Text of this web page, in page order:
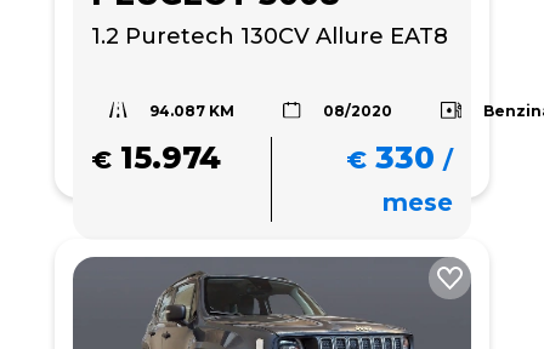
1.2 Puretech 130CV Allure EAT8
94.087 KM 08/2020
€ 15.974 € 330 /
mese